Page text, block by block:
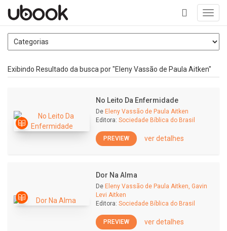
+
Exibindo Resultado da busca por "Eleny Vassão de Paula Aitken"
No Leito Da Enfermidade
De Eleny Vassão de Paula Aitken
Editora: Sociedade Bíblica do Brasil
PREVIEW ver detalhes
Dor Na Alma
De Eleny Vassão de Paula Aitken, Gavin
Levi Aitken
Editora: Sociedade Bíblica do Brasil
PREVIEW ver detalhes